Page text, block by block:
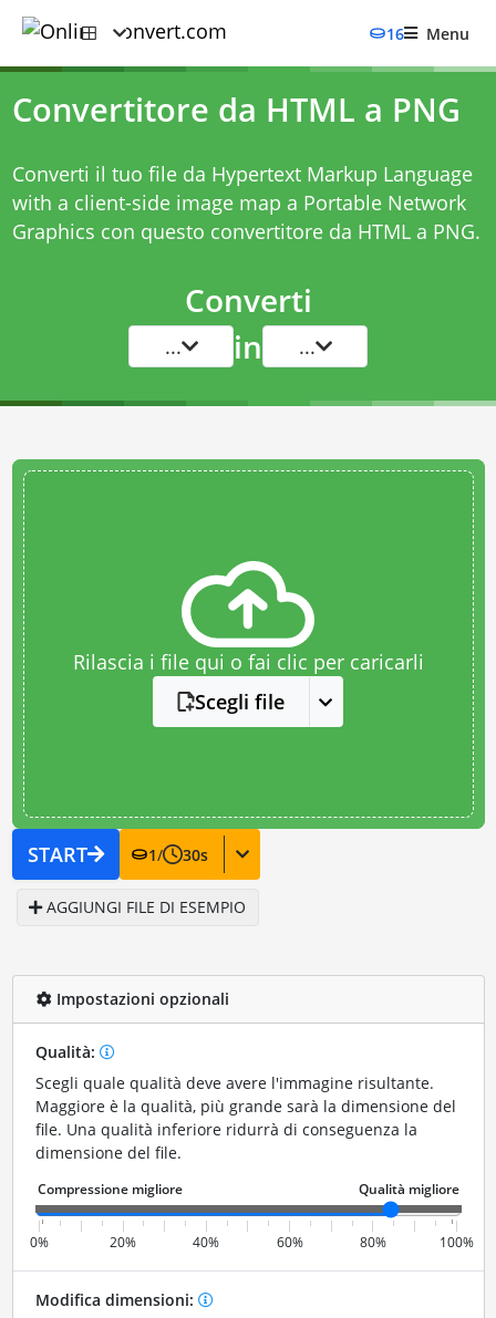
16 Menu
Convertitore da HTML a PNG
Converti il tuo file da Hypertext Markup Language
with a client-side image map a Portable Network
Graphics con questo convertitore da HTML a PNG.
Converti
... in ...
Rilascia i file qui o fai clic per caricarli
Scegli file
START 1/ 30s
AGGIUNGI FILE DI ESEMPIO
Impostazioni opzionali
Qualità:
Scegli quale qualità deve avere l'immagine risultante.
Maggiore è la qualità, più grande sarà la dimensione del
file. Una qualità inferiore ridurrà di conseguenza la
dimensione del file.
0% 20% 40% 60% 80% 100%
Modifica dimensioni: